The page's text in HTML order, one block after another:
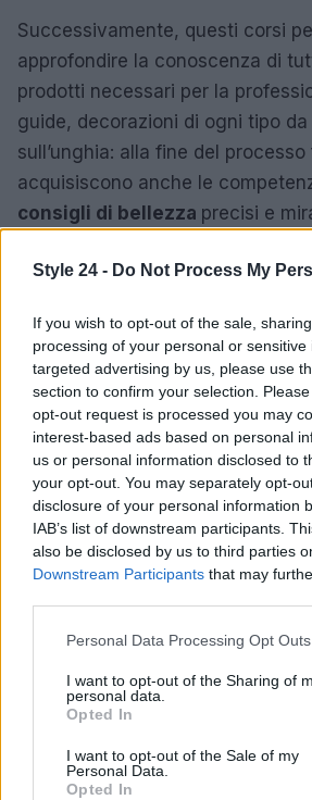
Style 24 - Do Not Process My
If you wish to opt-out of the sale,
processing of your personal or
targeted advertising by us, please use
section to confirm your selection.
opt-out request is processed you may
interest-based ads based on personal
us or personal information disclosed to
your opt-out. You may separately opt-
disclosure of your personal information
IAB’s list of downstream participants.
also be disclosed by us to third parties
Downstream Participants that may
Please note that this website/app uses
not limited to your visit or usage
grant or deny consent to Google and its
use your data for below specified
consent section.
Personal Data Processing Opt Outs
I want to opt-out of the Sharing of
personal data.
Opted In
I want to opt-out of the Sale of my
Personal Data.
Opted In
Successivamente, questi corsi
approfondire la conoscenza di
prodotti necessari per la
guide, decorazioni di ogni tipo
sull’unghia: alla fine del
acquisiscono anche le
consigli di bellezza precisi e
Un altro corso molto richiesto,
rinforzare e migliorare
diradate o rovinate, insegnando
l’uso di prodotti specificiper
di volume, lunghezza, spessore,
elasticità e lucentezza delle
Quindi, c’è un’ampia proposta
quanto riguarda i massaggi che
assicura un gran numero di
per coloro che si
progressivamente, esperti del
Redazione di